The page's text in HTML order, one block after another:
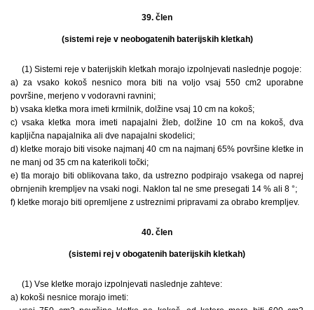
39. člen
(sistemi reje v neobogatenih baterijskih kletkah)
(1) Sistemi reje v baterijskih kletkah morajo izpolnjevati naslednje pogoje:
a) za vsako kokoš nesnico mora biti na voljo vsaj 550 cm2 uporabne
površine, merjeno v vodoravni ravnini;
b) vsaka kletka mora imeti krmilnik, dolžine vsaj 10 cm na kokoš;
c) vsaka kletka mora imeti napajalni žleb, dolžine 10 cm na kokoš, dva
kapljična napajalnika ali dve napajalni skodelici;
d) kletke morajo biti visoke najmanj 40 cm na najmanj 65% površine kletke in
ne manj od 35 cm na katerikoli točki;
e) tla morajo biti oblikovana tako, da ustrezno podpirajo vsakega od naprej
obrnjenih krempljev na vsaki nogi. Naklon tal ne sme presegati 14 % ali 8 °;
f) kletke morajo biti opremljene z ustreznimi pripravami za obrabo krempljev.
40. člen
(sistemi rej v obogatenih baterijskih kletkah)
(1) Vse kletke morajo izpolnjevati naslednje zahteve:
a) kokoši nesnice morajo imeti: